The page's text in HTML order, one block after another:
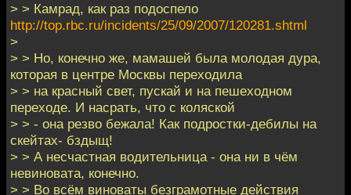
> > Камрад, как раз подоспело
http://top.rbc.ru/incidents/25/09/2007/120281.shtml
>
> > Но, конечно же, мамашей была молодая дура,
которая в центре Москвы переходила
> > на красный свет, пускай и на пешеходном
переходе. И насрать, что с коляской
> > - она резво бежала! Как подростки-дебилы на
скейтах- бздыщ!
> > А несчастная водительница - она ни в чём
невиновата, конечно.
> > Во всём виноваты безграмотные действия